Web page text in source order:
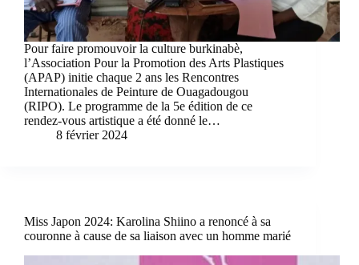
Pour faire promouvoir la culture burkinabè,
l’Association Pour la Promotion des Arts Plastiques
(APAP) initie chaque 2 ans les Rencontres
Internationales de Peinture de Ouagadougou
(RIPO). Le programme de la 5e édition de ce
rendez-vous artistique a été donné le…
8 février 2024
Miss Japon 2024: Karolina Shiino a renoncé à sa
couronne à cause de sa liaison avec un homme marié